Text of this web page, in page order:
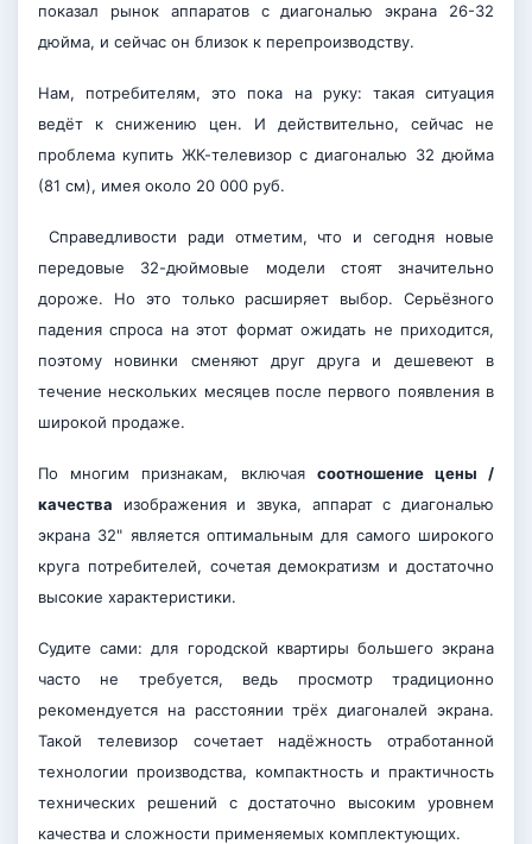
показал рынок аппаратов с диагональю экрана 26-32
дюйма, и сейчас он близок к перепроизводству.
Нам, потребителям, это пока на руку: такая ситуация
ведёт к снижению цен. И действительно, сейчас не
проблема купить ЖК-телевизор с диагональю 32 дюйма
(81 см), имея около 20 000 руб.
Справедливости ради отметим, что и сегодня новые
передовые 32-дюймовые модели стоят значительно
дороже. Но это только расширяет выбор. Серьёзного
падения спроса на этот формат ожидать не приходится,
поэтому новинки сменяют друг друга и дешевеют в
течение нескольких месяцев после первого появления в
широкой продаже.
По многим признакам, включая соотношение цены /
качества изображения и звука, аппарат с диагональю
экрана 32" является оптимальным для самого широкого
круга потребителей, сочетая демократизм и достаточно
высокие характеристики.
Судите сами: для городской квартиры большего экрана
часто не требуется, ведь просмотр традиционно
рекомендуется на расстоянии трёх диагоналей экрана.
Такой телевизор сочетает надёжность отработанной
технологии производства, компактность и практичность
технических решений с достаточно высоким уровнем
качества и сложности применяемых комплектующих.